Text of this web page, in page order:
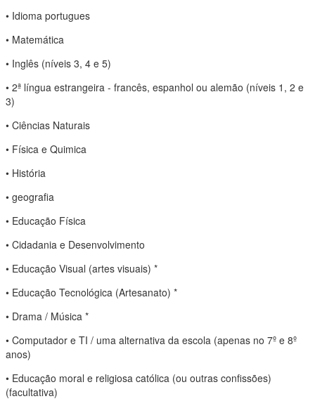
• Idioma portugues
• Matemática
• Inglês (níveis 3, 4 e 5)
• 2ª língua estrangeira - francês, espanhol ou alemão (níveis 1, 2 e
3)
• Ciências Naturais
• Física e Quimica
• História
• geografia
• Educação Física
• Cidadania e Desenvolvimento
• Educação Visual (artes visuais) *
• Educação Tecnológica (Artesanato) *
• Drama / Música *
• Computador e TI / uma alternativa da escola (apenas no 7º e 8º
anos)
• Educação moral e religiosa católica (ou outras confissões)
(facultativa)